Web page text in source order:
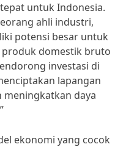
untuk Indonesia.
ahli industri,
potensi besar untuk
domestik bruto
investasi di
lapangan
meningkatkan daya
ekonomi yang cocok